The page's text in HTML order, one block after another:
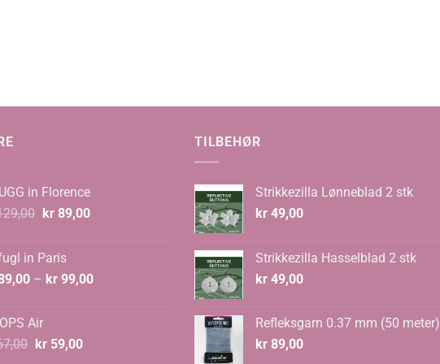
in Florence
Opprinnelig
kr 129,00.
kr89,00Nåværende
in Paris
– kr 99,00Prisområde:
Air
Opprinnelig
kr59,00Nåværende
TILBEHØR
Strikkezilla Lønneblad 2 stk
kr 49,00
Strikkezilla Hasselblad 2 stk
kr 49,00
Refleksgarn 0.37 mm (50 meter)
kr 89,00